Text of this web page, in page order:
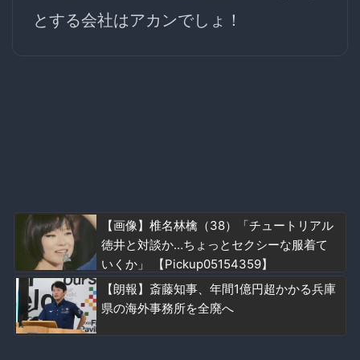
とする会社はアカンでしょ！
【画像】椎名林檎（38）「チュートリアル
徳井と対談か…ちょっとセクシーな服着て
いくか」 【Pickup05154359】
【朗報】斎藤知事、年間1億円超かかる兵庫
県の海外事務所を全廃へ